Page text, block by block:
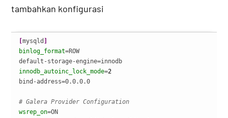
tambahkan konfigurasi
[mysqld
binlog_format=ROW
innodb_autoinc_lock_mode=2
bind-address=0.0.0.0
# Galera Provider Configuration
wsrep_on